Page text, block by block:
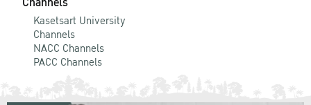
Kasetsart University
Channels
NACC Channels
PACC Channels